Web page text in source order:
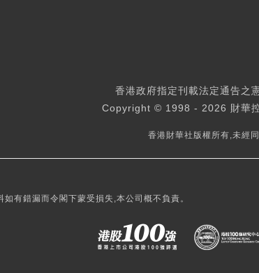
香港政府指定刊載法定通告之
Copyright © 1998 - 2026 財華
香港財華社版權所有,未經同
有錯漏而令閣下蒙受損失,本公司概不負責。